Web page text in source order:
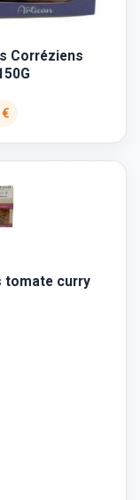
Corréziens
tomate curry